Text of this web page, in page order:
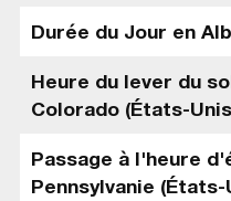
Durée du Jour en
Heure du lever du
Colorado (États-
Passage à l'heure
Pennsylvanie (États-